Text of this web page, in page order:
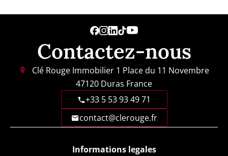
Contactez-nous
Clé Rouge Immobilier 1 Place du 11 Novembre
47120 Duras France
+33 5 53 93 49 71
contact@clerouge.fr
Informations legales